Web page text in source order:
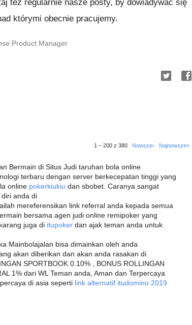
też regularnie nasze posty, by dowiadywać się
którymi obecnie pracujemy.
Product Manager
1 – 200 z 380 Nowsze› Najnowsze»
Bermain di Situs Judi taruhan bola online
terbaru dengan server berkecepatan tinggi yang
online pokerkiukiu dan sbobet. Caranya sangat
anda di
mereferensikan link referral anda kepada semua
bersama agen judi online remipoker yang
juga di itupoker dan ajak teman anda untuk
Mainbolajalan bisa dimainkan oleh anda
akan diberikan dan akan anda rasakan di
SPORTBOOK 0.10% , BONUS ROLLINGAN
1% dari WL Teman anda, Aman dan Terpercaya
di asia seperti link alternatif itudomino 2019